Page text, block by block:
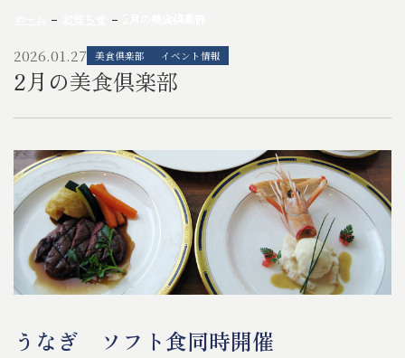
2月の美食倶楽部
2026.01.27 美食倶楽部 イベント情報
2月の美食倶楽部
うなぎ ソフト食同時開催